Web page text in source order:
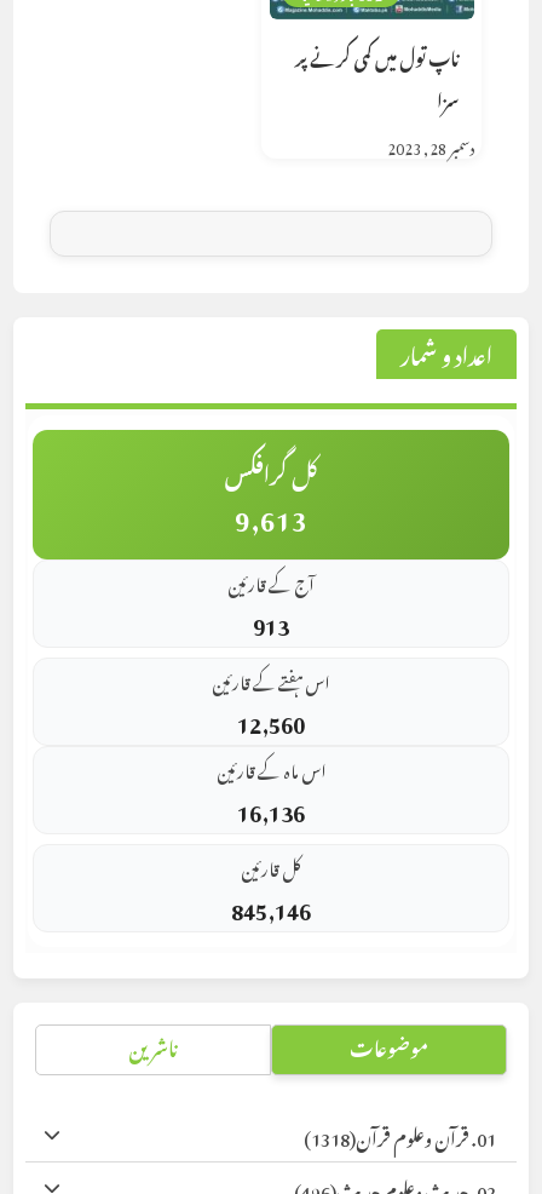
ناپ تول میں کمی کرنے پر
سزا
دسمبر 28, 2023
اعداد و شمار
کل گرافکس
9,613
آج کے قارئین
913
اس ہفتے کے قارئین
12,560
اس ماہ کے قارئین
16,136
کل قارئین
845,146
موضوعات ناشرین
01. قرآن وعلوم قرآن
(1318)